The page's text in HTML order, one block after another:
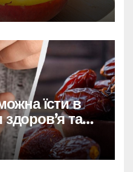
їсти в
та